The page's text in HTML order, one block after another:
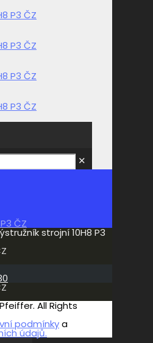
✕
ČZ
strojní 10H8 P3
All Rights
podmínkya
údajů.